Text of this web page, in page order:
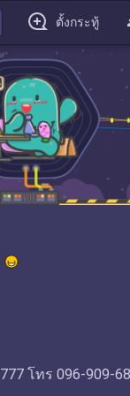
ตั้งกระทู้
HARDCORE TAROT หรือแอดไลน์มาที่ moatum7777 โทร